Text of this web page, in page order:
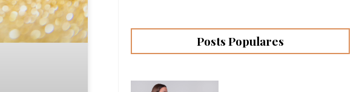
Posts Populares